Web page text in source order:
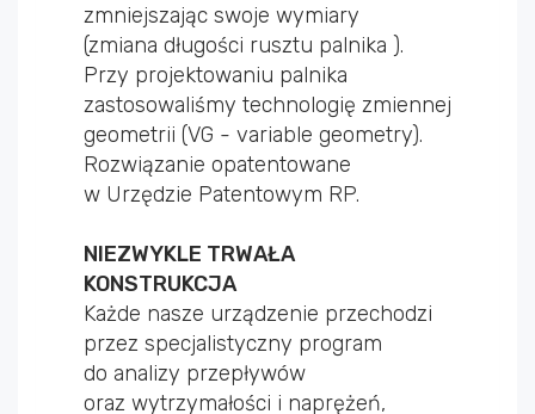
zmniejszając swoje wymiary
(zmiana długości rusztu palnika ).
Przy projektowaniu palnika
zastosowaliśmy technologię zmiennej
geometrii (VG - variable geometry).
Rozwiązanie opatentowane
w Urzędzie Patentowym RP.
NIEZWYKLE TRWAŁA
KONSTRUKCJA
Każde nasze urządzenie przechodzi
przez specjalistyczny program
do analizy przepływów
oraz wytrzymałości i naprężeń,